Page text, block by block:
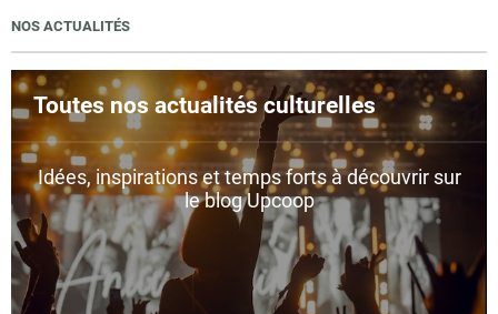
NOS ACTUALITÉS
Toutes nos actualités culturelles
Idées, inspirations et temps forts à découvrir sur
le blog Upcoop